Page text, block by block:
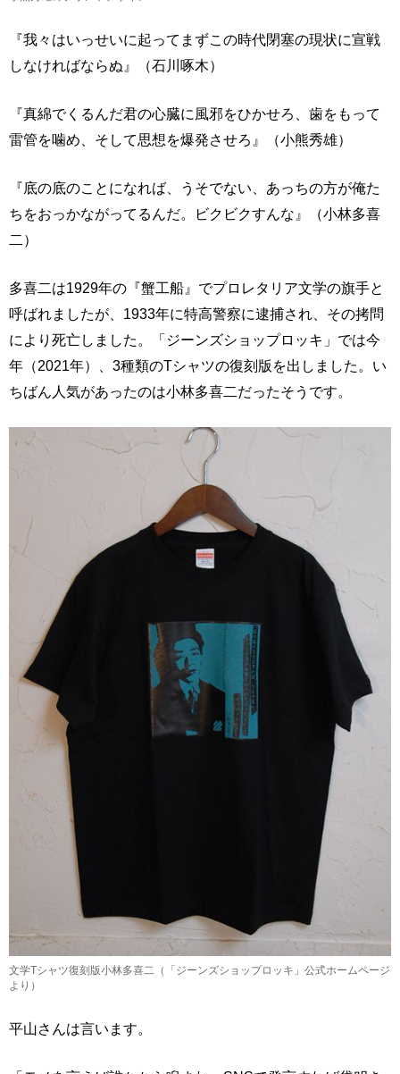
『我々はいっせいに起ってまずこの時代閉塞の現状に宣戦
しなければならぬ』（石川啄木）
『真綿でくるんだ君の心臓に風邪をひかせろ、歯をもって
雷管を噛め、そして思想を爆発させろ』（小熊秀雄）
『底の底のことになれば、うそでない、あっちの方が俺た
ちをおっかながってるんだ。ビクビクすんな』（小林多喜
二）
多喜二は1929年の『蟹工船』でプロレタリア文学の旗手と
呼ばれましたが、1933年に特高警察に逮捕され、その拷問
により死亡しました。「ジーンズショップロッキ」では今
年（2021年）、3種類のTシャツの復刻版を出しました。い
ちばん人気があったのは小林多喜二だったそうです。
文学Tシャツ復刻版小林多喜二（「ジーンズショップロッキ」公式ホームページ
より）
平山さんは言います。